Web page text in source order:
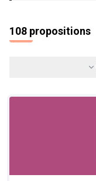
108 propositions